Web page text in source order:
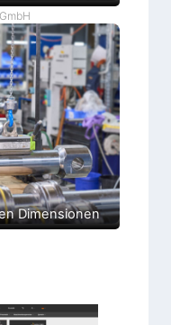
Dimensionen